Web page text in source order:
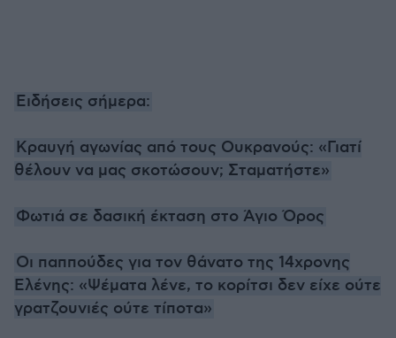
Ειδήσεις σήμερα:
Κραυγή αγωνίας από τους Ουκρανούς: «Γιατί
θέλουν να μας σκοτώσουν; Σταματήστε»
Φωτιά σε δασική έκταση στο Άγιο Όρος
Οι παππούδες για τον θάνατο της 14χρονης
Ελένης: «Ψέματα λένε, το κορίτσι δεν είχε ούτε
γρατζουνιές ούτε τίποτα»